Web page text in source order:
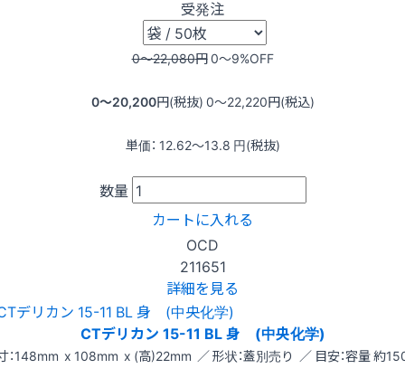
受発注
0〜22,080円0〜9%OFF
0〜20,200円(税抜) 0〜22,220円(税込)
単価： 12.62〜13.8 円(税抜)
数量
カートに入れる
OCD
211651
詳細を見る
CTデリカン 15-11 BL 身 (中央化学)
：148mm x 108mm x (高)22mm ／ 形状：蓋別売り ／ 目安：容量 約